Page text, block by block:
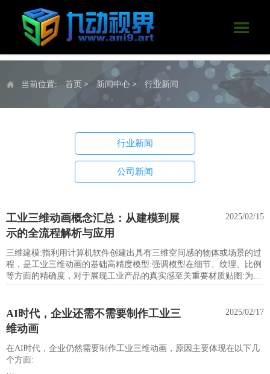

 当前位置: 首页 > 新闻中心 > 行业新闻
行业新闻
公司新闻
工业三维动画概念汇总：从建模到展
示的全流程解析与应用
2025/02/15
三维建模:指利用计算机软件创建出具有三维空间感的物体或场景的过
程，是工业三维动画的基础高精度模型:强调模型在细节、纹理、比例
等方面的精确度，对于展现工业产品的真实感至关重要材质贴图:为三
维模型添加表面材质和纹理，增强其视觉逼真度，如金属光泽、塑料
果，提升三维场景的真实感和立体感。·视角切换:在动画中灵活切换
观察角度，全方位展示三维模型的各个细节。
工业制造应用
AI时代，企业还需不需要制作工业三
维动画
2025/02/17
在AI时代，企业仍然需要制作工业三维动画，原因主要体现在以下几
个方面: